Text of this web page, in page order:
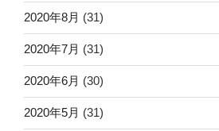
2020年8月 (31)
2020年7月 (31)
2020年6月 (30)
2020年5月 (31)